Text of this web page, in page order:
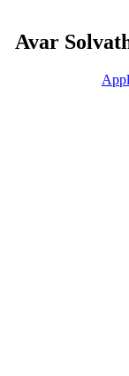
Avar